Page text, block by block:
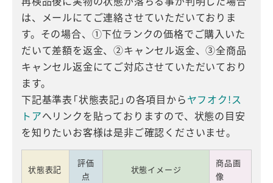
は、メールにてご連絡させていただいておりま
す。その場合、①下位ランクの価格でご購入いた
だいて差額を返金、②キャンセル返金、③全商品
キャンセル返金にてご対応させていただいており
ます。
下記基準表「状態表記」の各項目からヤフオク!ス
トアへリンクを貼っておりますので、状態の目安
を知りたいお客様は是非ご確認くださいませ。
状態表記
評価
点
状態イメージ
商品画
像